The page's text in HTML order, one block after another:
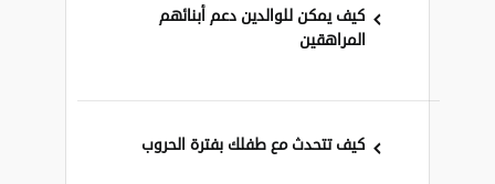
كيف يمكن للوالدين دعم أبنائهم
المراهقين
كيف تتحدث مع طفلك بفترة الحروب